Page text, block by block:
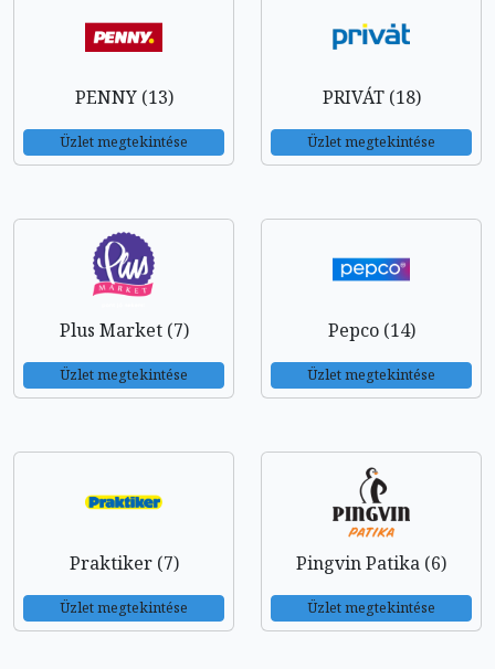
PENNY (13)
Üzlet megtekintése
PRIVÁT (18)
Üzlet megtekintése
Plus Market (7)
Üzlet megtekintése
Pepco (14)
Üzlet megtekintése
Praktiker (7)
Üzlet megtekintése
Pingvin Patika (6)
Üzlet megtekintése